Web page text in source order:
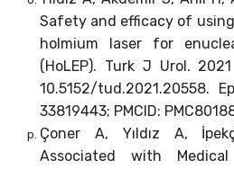
Safety and efficacy of
holmium laser for
(HoLEP). Turk J Urol. 2021
10.5152/tud.2021.20558.
33819443; PMCID:
Çoner A, Yıldız A,
Associated with